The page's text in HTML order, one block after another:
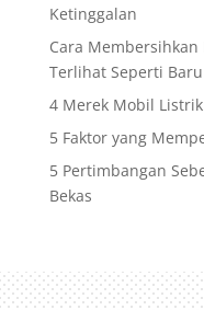
Ketinggalan
Cara
Terlihat Seperti Baru
4 Merek Mobil
5 Faktor yang
5 Pertimbangan
Bekas